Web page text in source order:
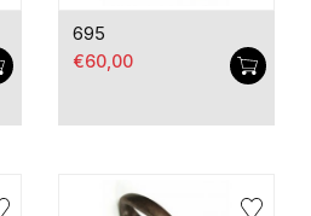
695
€60,00